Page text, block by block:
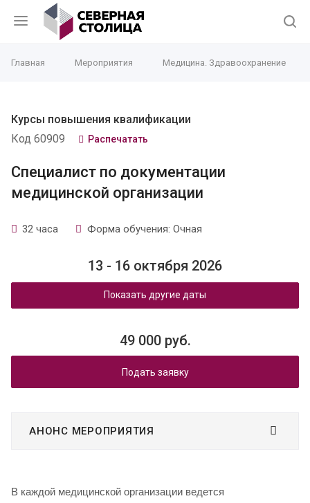
Главная Мероприятия Медицина. Здравоохранение
Курсы повышения квалификации
Код 60909
Распечатать
Специалист по документации
медицинской организации
32 часа Форма обучения: Очная
13 - 16 октября 2026
Показать другие даты
49 000 руб.
Подать заявку
АНОНС МЕРОПРИЯТИЯ
В каждой медицинской организации ведется